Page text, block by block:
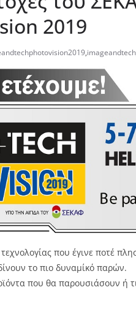
2019
,
που έγινε ποτέ
το πιο δυναμίκό παρών.
που θα παρουσιάσουν ή